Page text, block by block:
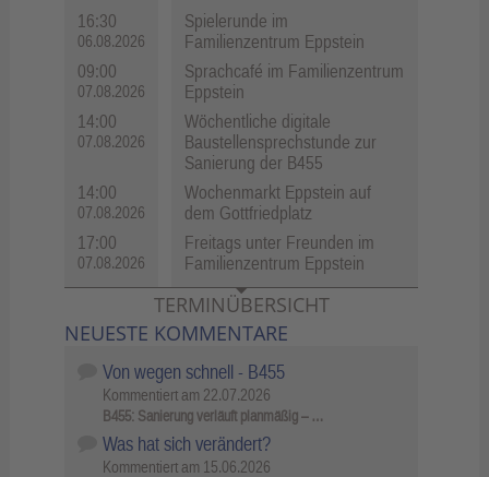
16:30
06.08.2026
Spielerunde im
Familienzentrum Eppstein
09:00
07.08.2026
Sprachcafé im Familienzentrum
Eppstein
14:00
07.08.2026
Wöchentliche digitale
Baustellensprechstunde zur
Sanierung der B455
14:00
07.08.2026
Wochenmarkt Eppstein auf
dem Gottfriedplatz
17:00
07.08.2026
Freitags unter Freunden im
Familienzentrum Eppstein
TERMINÜBERSICHT
NEUESTE KOMMENTARE
Von wegen schnell - B455
Kommentiert am 22.07.2026
B455: Sanierung verläuft planmäßig – …
Was hat sich verändert?
Kommentiert am 15.06.2026